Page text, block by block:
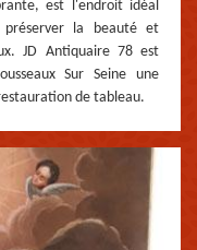
est l'endroit idéal
la beauté et
JD Antiquaire 78 est
Sur Seine une
de tableau.